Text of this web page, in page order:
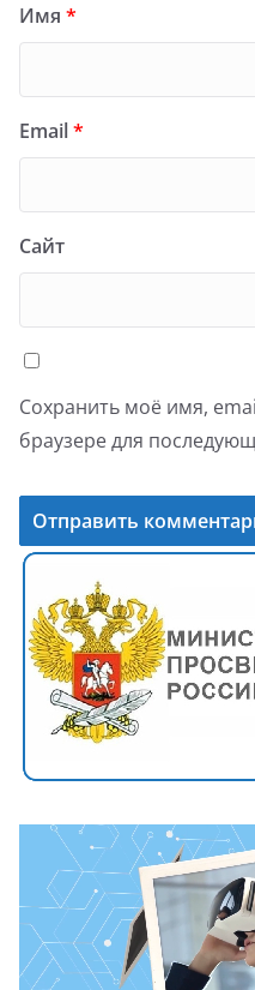
Имя *
Email*
Сайт
Сохранить моё имя,
браузере для